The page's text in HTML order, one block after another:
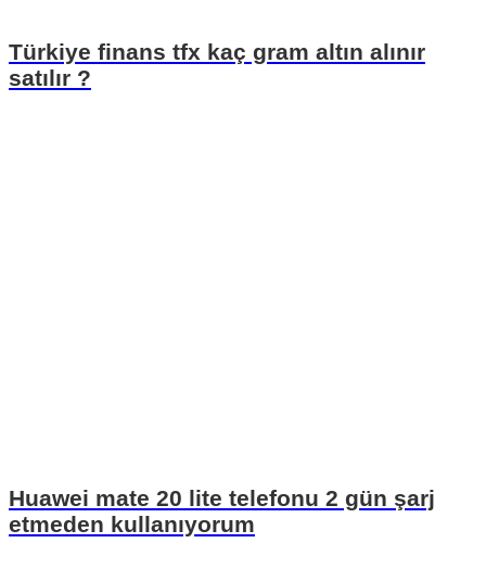
Türkiye finans tfx kaç gram altın alınır
satılır ?
Huawei mate 20 lite telefonu 2 gün şarj
etmeden kullanıyorum